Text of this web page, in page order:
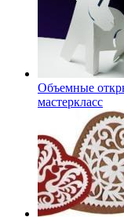
Объемные
мастеркласс